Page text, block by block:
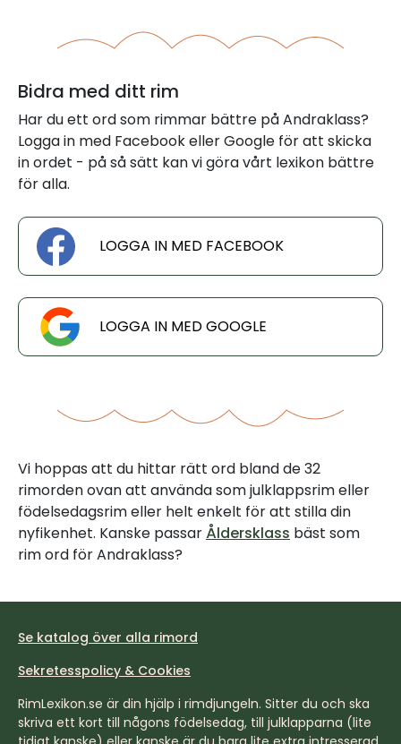
Bidra med ditt rim
Har du ett ord som rimmar bättre på Andraklass?
Logga in med Facebook eller Google för att skicka
in ordet - på så sätt kan vi göra vårt lexikon bättre
för alla.
LOGGA IN MED FACEBOOK
LOGGA IN MED GOOGLE
Vi hoppas att du hittar rätt ord bland de 32
rimorden ovan att använda som julklappsrim eller
födelsedagsrim eller helt enkelt för att stilla din
nyfikenhet. Kanske passar Åldersklass bäst som
rim ord för Andraklass?
Se katalog över alla rimord
Sekretesspolicy & Cookies
RimLexikon.se är din hjälp i rimdjungeln. Sitter du och ska
skriva ett kort till någons födelsedag, till julklapparna (lite